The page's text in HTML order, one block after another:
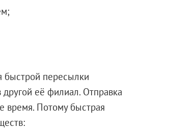
быстрой пересылки
другой её филиал. Отправка
время. Потому быстрая